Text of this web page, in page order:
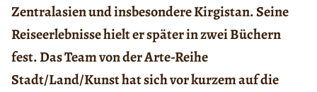
Zentralasien und insbesondere Kirgistan. Seine
Reiseerlebnisse hielt er später in zwei Büchern
fest. Das Team von der Arte-Reihe
Stadt/Land/Kunst hat sich vor kurzem auf die